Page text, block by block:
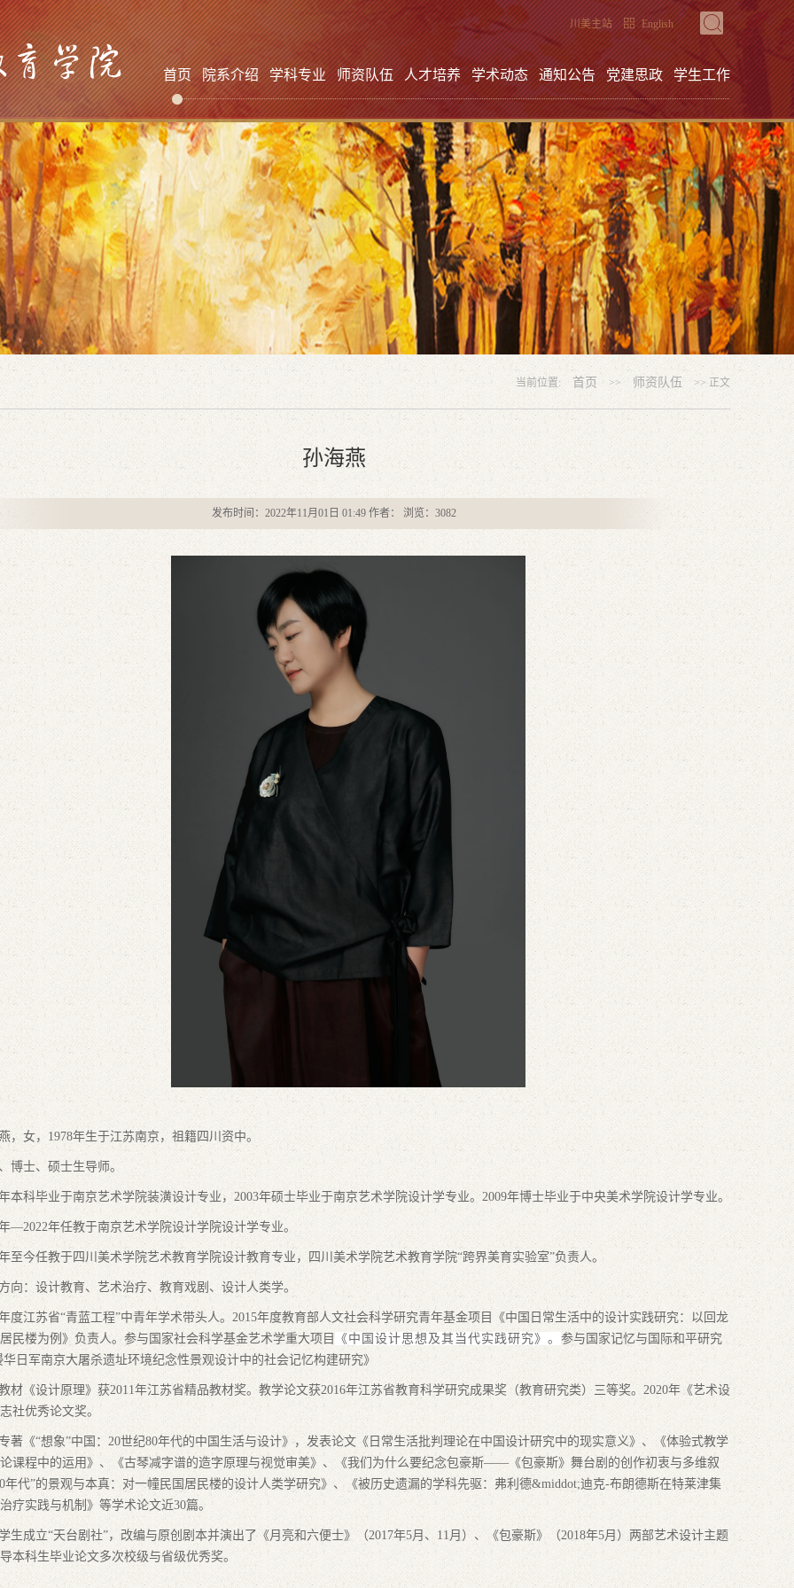
English
川美主站
首页 院系介绍 学科专业 师资队伍 人才培养 学术动态 通知公告 党建思政 学生工作
当前位置: 首页 >> 师资队伍 >> 正文
孙海燕
发布时间：2022年11月01日 01:49 作者： 浏览： 3082
，女，1978年生于江苏南京，祖籍四川资中。
博士、硕士生导师。
本科毕业于南京艺术学院装潢设计专业，2003年硕士毕业于南京艺术学院设计学专业。2009年博士毕业于中央美术学院设计学专业。
—2022年任教于南京艺术学院设计学院设计学专业。
至今任教于四川美术学院艺术教育学院设计教育专业，四川美术学院艺术教育学院“跨界美育实验室”负责人。
向：设计教育、艺术治疗、教育戏剧、设计人类学。
度江苏省“青蓝工程”中青年学术带头人。2015年度教育部人文社会科学研究青年基金项目《中国日常生活中的设计实践研究：以回龙
民楼为例》负责人。参与国家社会科学基金艺术学重大项目 《中国设计思想及其当代实践研究》。 参与国家记忆与国际和平研究
华日军南京大屠杀遗址环境纪念性景观设计中的社会记忆构建研究》
材《设计原理》获2011年江苏省精品教材奖。教学论文获2016年江苏省教育科学研究成果奖（教育研究类）三等奖。2020年《艺术设
社优秀论文奖。
著《“想象”中国：20世纪80年代的中国生活与设计》，发表论文《日常生活批判理论在中国设计研究中的现实意义》、《体验式教学
课程中的运用》、《古琴减字谱的造字原理与视觉审美》、《我们为什么要纪念包豪斯——《包豪斯》舞台剧的创作初衷与多维叙
年代”的景观与本真：对一幢民国居民楼的设计人类学研究》、《被历史遗漏的学科先驱：弗利德&middot;迪克-布朗德斯在特莱津集
疗实践与机制》等学术论文近30篇。
生成立“天台剧社”，改编与原创剧本并演出了《月亮和六便士》（2017年5月、1 1月）、《包豪斯》（2018年5月）两部艺术设计主题
本科生毕业论文多次校级与省级优秀奖。